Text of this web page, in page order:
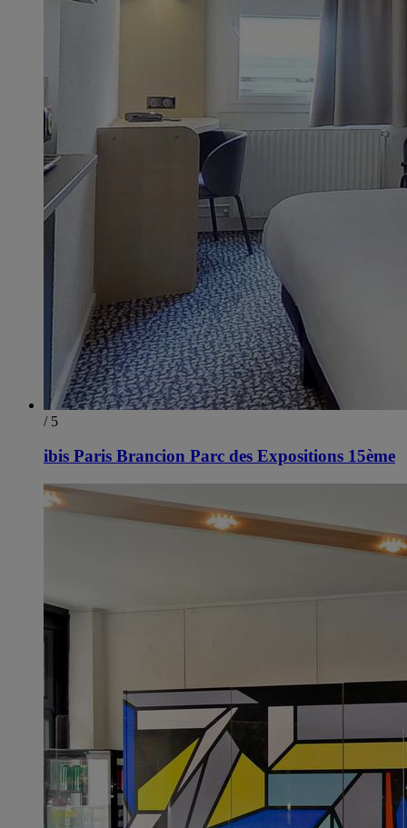
/ 5
ibis Paris Brancion Parc des Expositions 15ème